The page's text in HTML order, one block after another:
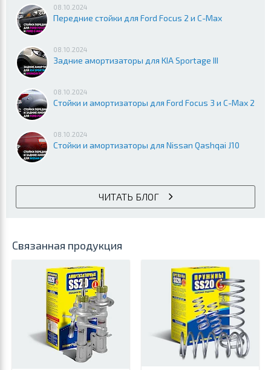
08.10.2024
Передние стойки для Ford Focus 2 и C-Max
08.10.2024
Задние амортизаторы для KIA Sportage III
08.10.2024
Стойки и амортизаторы для Ford Focus 3 и C-Max 2
08.10.2024
Стойки и амортизаторы для Nissan Qashqai J10
ЧИТАТЬ БЛОГ
Связанная продукция